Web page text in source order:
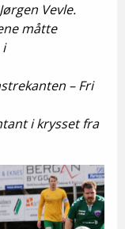
Vevle.
måtte
i
– Fri
i krysset fra